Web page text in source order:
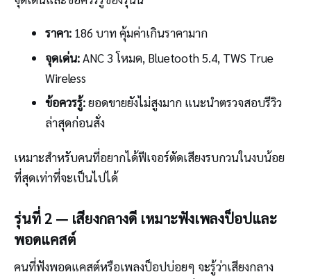
ราคา:186 บาท คุ้มค่าเกินราคามาก
จุดเด่น:ANC 3 โหมด, Bluetooth 5.4, TWS True
Wireless
ข้อควรรู้:ยอดขายยังไม่สูงมาก แนะนำตรวจสอบรีวิว
ล่าสุดก่อนสั่ง
เหมาะสำหรับคนที่อยากได้ฟีเจอร์ตัดเสียงรบกวนในงบน้อย
ที่สุดเท่าที่จะเป็นไปได้
รุ่นที่ 2 — เสียงกลางดี เหมาะฟังเพลงป็อปและ
พอดแคสต์
คนที่ฟังพอดแคสต์หรือเพลงป็อปบ่อยๆ จะรู้ว่าเสียงกลาง